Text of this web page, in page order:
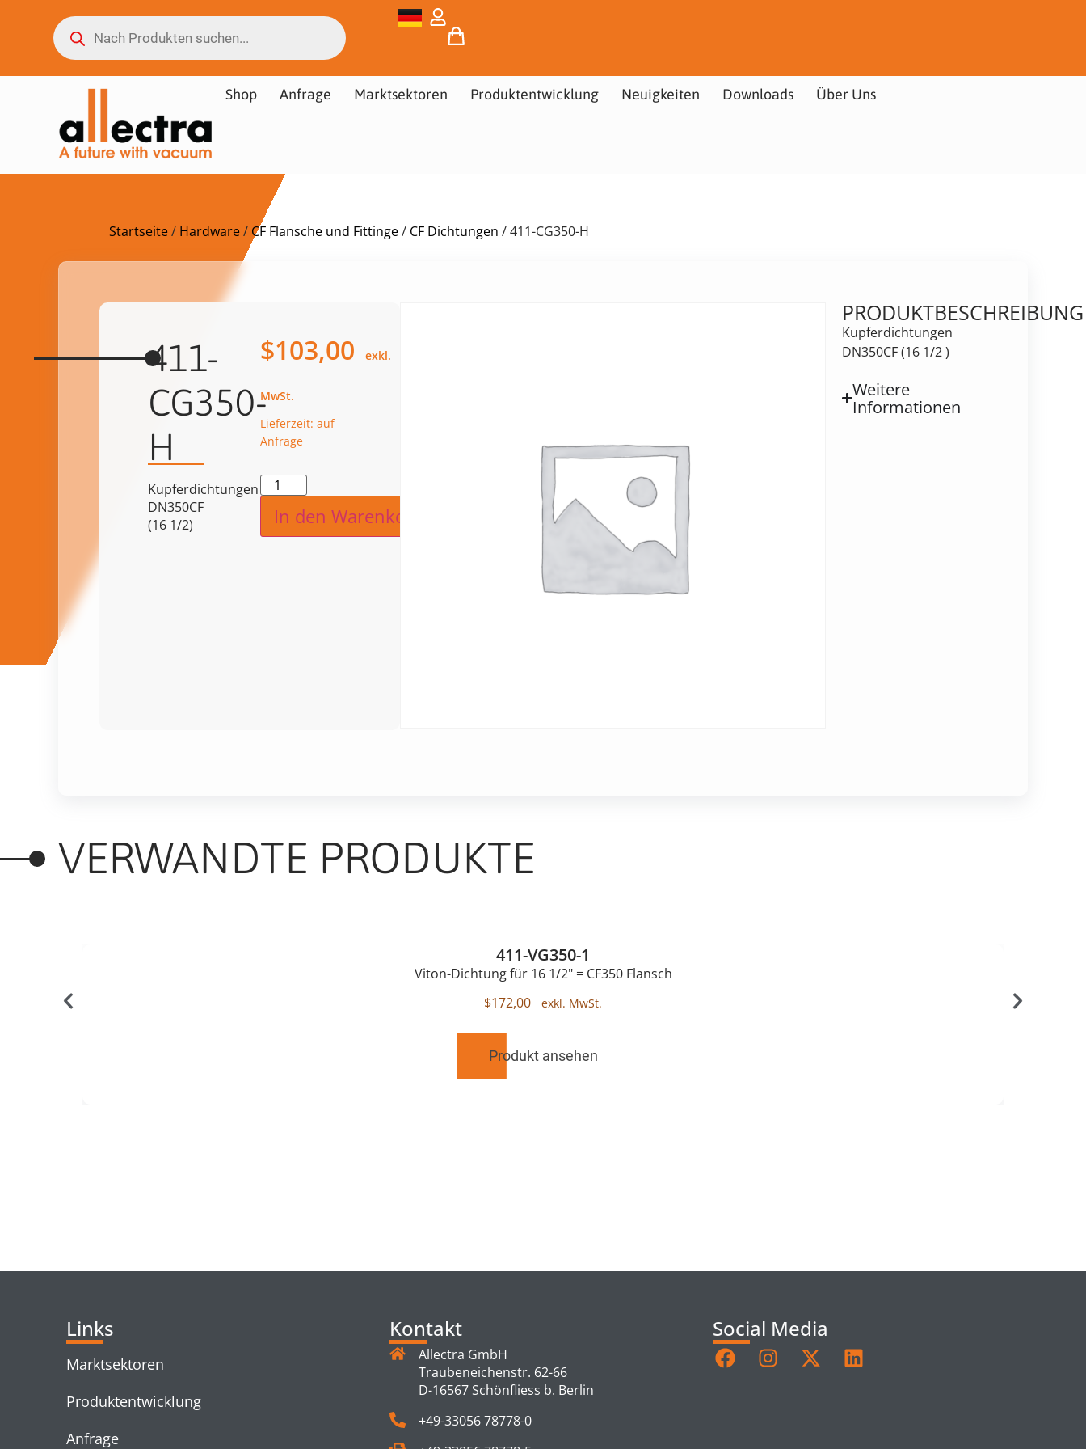
Shop Anfrage Marktsektoren Produktentwicklung Neuigkeiten Downloads Über Uns
Startseite/ Hardware/ CF Flansche und Fittinge/ CF Dichtungen / 411-CG350-H
411-
CG350-
H
Kupferdichtungen
DN350CF
(16 1/2)
$103,00
Lieferzeit: auf
Anfrage
In den Warenkorb
PRODUKTBESCHREIBUNG
Kupferdichtungen
DN350CF (16 1/2 )
Weitere
Informationen
VERWANDTE PRODUKTE
411-VG350-1
Viton-Dichtung für 16 1/2" = CF350 Flansch
$172,00
Produkt ansehen
Links
Marktsektoren
Produktentwicklung
Anfrage
Kontakt
Allectra GmbH
Traubeneichenstr. 62-66
D-16567 Schönfliess b. Berlin
+49-33056 78778-0
Social Media